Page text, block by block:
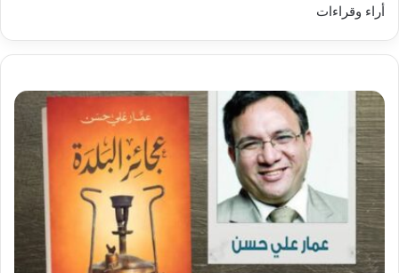
أراء وقراءات